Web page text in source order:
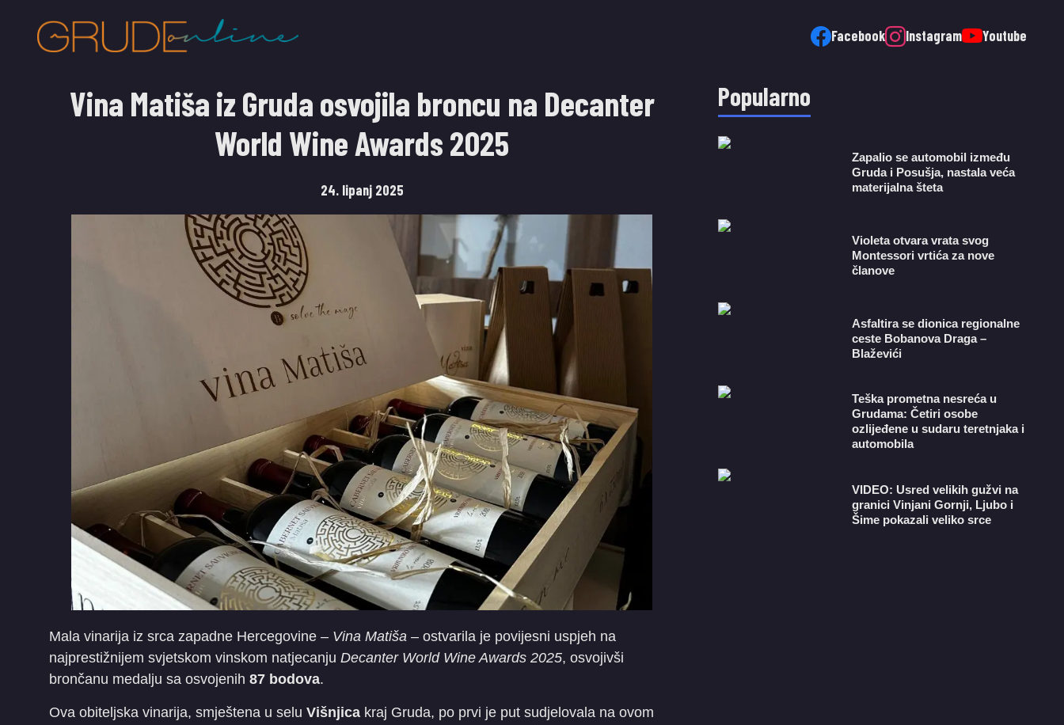
Facebook Instagram Youtube
Vina Matiša iz Gruda osvojila broncu na Decanter
World Wine Awards 2025
24. lipanj 2025
Mala vinarija iz srca zapadne Hercegovine – Vina Matiša – ostvarila je povijesni uspjeh na
najprestižnijem svjetskom vinskom natjecanju Decanter World Wine Awards 2025, osvojivši
brončanu medalju sa osvojenih 87 bodova.
Ova obiteljska vinarija, smještena u selu Višnjica kraj Gruda, po prvi je put sudjelovala na ovom
Popularno
Zapalio se automobil između
Gruda i Posušja, nastala veća
materijalna šteta
Violeta otvara vrata svog
Montessori vrtića za nove
članove
Asfaltira se dionica regionalne
ceste Bobanova Draga –
Blaževići
Teška prometna nesreća u
Grudama: Četiri osobe
ozlijeđene u sudaru teretnjaka i
automobila
VIDEO: Usred velikih gužvi na
granici Vinjani Gornji, Ljubo i
Šime pokazali veliko srce